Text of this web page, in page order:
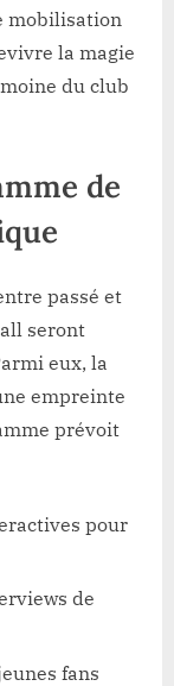
mobilisation
la magie
du club
de
passé et
seront
eux, la
empreinte
prévoit
pour
de
fans